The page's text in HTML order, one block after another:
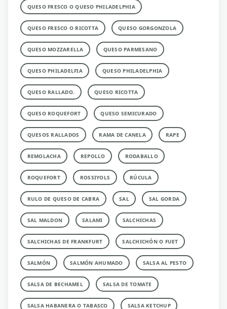
QUESO FRESCO O QUESO PHILADELPHIA
QUESO FRESCO O RICOTTA QUESO GORGONZOLA
QUESO MOZZARELLA QUESO PARMESANO
QUESO PHILADELFIA QUESO PHILADELPHIA
QUESO RALLADO. QUESO RICOTTA
QUESO ROQUEFORT QUESO SEMICURADO
QUESOS RALLADOS RAMA DE CANELA RAPE
REMOLACHA REPOLLO RODABALLO
ROQUEFORT ROSSIYOLS RÚCULA
RULO DE QUESO DE CABRA SAL SAL GORDA
SAL MALDON SALAMI SALCHICHAS
SALCHICHAS DE FRANKFURT SALCHICHÓN O FUET
SALMÓN SALMÓN AHUMADO SALSA AL PESTO
SALSA DE BECHAMEL SALSA DE TOMATE
SALSA HABANERA O TABASCO SALSA KETCHUP